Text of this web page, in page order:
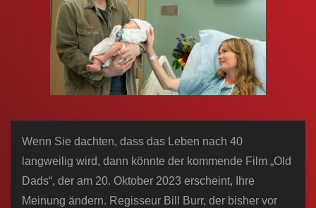
Wenn Sie dachten, dass das Leben nach 40
langweilig wird, dann könnte der kommende Film „Old
Dads“, der am 20. Oktober 2023 erscheint, Ihre
Meinung ändern. Regisseur Bill Burr, der bisher vor